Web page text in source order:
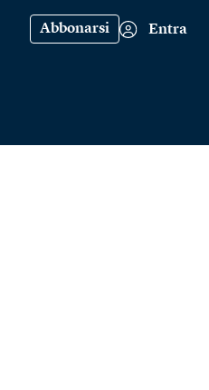
Abbonarsi Entra